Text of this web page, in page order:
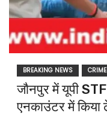
BREAKING NEWS CRIME
जाैनपुर में यूपी
एनकाउंटर में किया